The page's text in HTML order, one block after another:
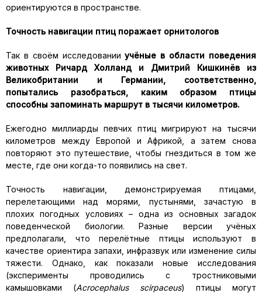
ориентируются в пространстве.
Точность навигации птиц поражает орнитологов
Так в своём исследованииучёные в области поведения
животных Ричард Холланд и Дмитрий Кишкинёв из
Великобритании и Германии, соответственно,
попытались разобраться, каким образом птицы
способны запоминать маршрут в тысячи километров.
Ежегодно миллиарды певчих птиц мигрируют на тысячи
километров между Европой и Африкой, а затем снова
повторяют это путешествие, чтобы гнездиться в том же
месте, где они когда-то появились на свет.
Точность навигации, демонстрируемая птицами,
перелетающими над морями, пустынями, зачастую в
плохих погодных условиях – одна из основных загадок
поведенческой биологии. Разные версии учёных
предполагали, что перелётные птицы используют в
качестве ориентира запахи, инфразвук или изменение силы
тяжести. Однако, как показали новые исследования
(эксперименты проводились с тростниковыми
камышовками (Acrocephalus scirpaceus) птицы могут